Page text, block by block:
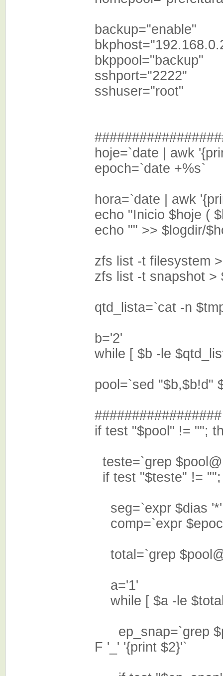
backup="enable"
sshport="2222"
sshuser="root"
hora=`date | awk
echo "Inicio $hoje (
echo "" >>
zfs list -t filesystem
zfs list -t snapshot >
qtd_lista=`cat -n
b='2'
while [ $b -le
pool=`sed "$b,$b!d"
#################
if test "$pool" != "";
teste=`grep
if test "$teste"
seg=`expr $dias
comp=`expr
total=`grep
a='1'
while [ $a -le
ep_snap=`grep
F '_' '{print $2}'`